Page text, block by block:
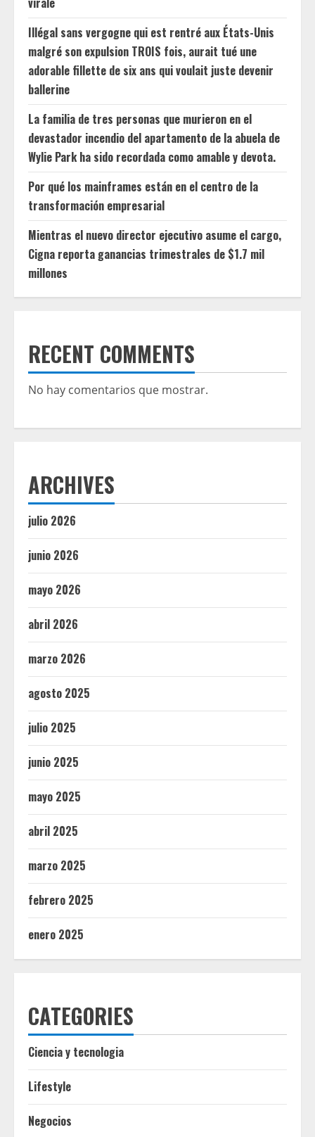
Illégal sans vergogne qui est rentré aux États-Unis
malgré son expulsion TROIS fois, aurait tué une
adorable fillette de six ans qui voulait juste devenir
ballerine
La familia de tres personas que murieron en el
devastador incendio del apartamento de la abuela de
Wylie Park ha sido recordada como amable y devota.
Por qué los mainframes están en el centro de la
transformación empresarial
Mientras el nuevo director ejecutivo asume el cargo,
Cigna reporta ganancias trimestrales de $1.7 mil
millones
RECENT COMMENTS
No hay comentarios que mostrar.
ARCHIVES
julio 2026
junio 2026
mayo 2026
abril 2026
marzo 2026
agosto 2025
julio 2025
junio 2025
mayo 2025
abril 2025
marzo 2025
febrero 2025
enero 2025
CATEGORIES
Ciencia y tecnologia
Lifestyle
Negocios